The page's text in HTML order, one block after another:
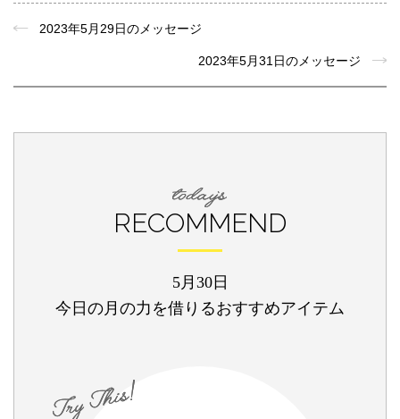
2023年5月29日のメッセージ
2023年5月31日のメッセージ
RECOMMEND
5月30日
今日の月の力を借りるおすすめアイテム